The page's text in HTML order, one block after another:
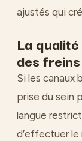
ajustés qui
La
des freins
Si les canaux
prise du sein
langue
d’effectuer